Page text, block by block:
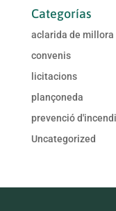
Categorías
aclarida de millora
convenis
licitacions
plançoneda
prevenció
Uncategorized